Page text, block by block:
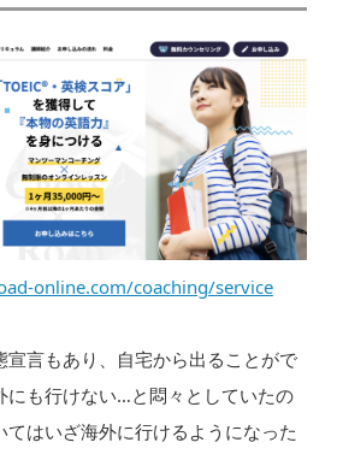
online.com/coaching/service
宣言もあり、自宅から出ることがで
にも行けない…と悶々としていたの
てはいざ海外に行けるようになった